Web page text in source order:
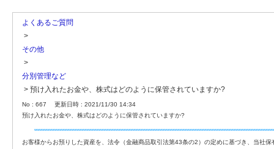
よくあるご質問
>
その他
>
分別管理など
> 預け入れたお金や、株式はどのように保管されていますか?
No : 667
更新日時 : 2021/11/30 14:34
預け入れたお金や、株式はどのように保管されていますか?
お客様からお預りした資産を、法令（金融商品取引法第43条の2）の定めに基づき、当社